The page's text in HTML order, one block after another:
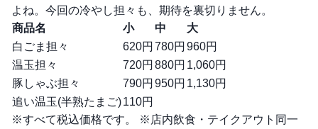
よね。今回の冷やし担々も、期待を裏切りません。
商品名
小 中
大
白ごま担々
620円 780円 960円
温玉担々
720円 880円 1,060円
豚しゃぶ担々
790円 950円 1,130円
追い温玉(半熟たまご)110円
※すべて税込価格です。 ※店内飲食・テイクアウト同一